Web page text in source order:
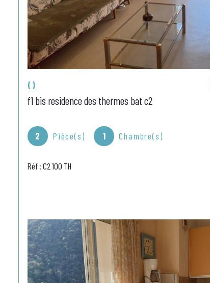
()
f1 bis residence des thermes bat c2
2 Pièce(s) 1 Chambre(s)
Réf : C2 100 TH